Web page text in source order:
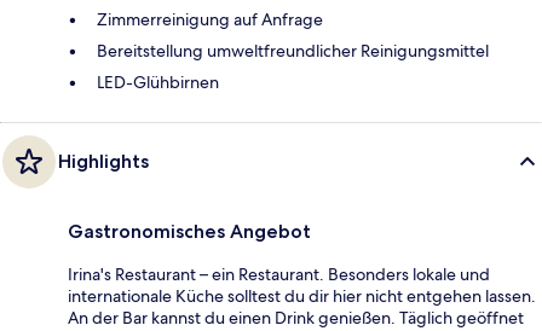
Zimmerreinigung auf Anfrage
Bereitstellung umweltfreundlicher Reinigungsmittel
LED-Glühbirnen
Highlights
Gastronomisches Angebot
Irina's Restaurant – ein Restaurant. Besonders lokale und
internationale Küche solltest du dir hier nicht entgehen lassen.
An der Bar kannst du einen Drink genießen. Täglich geöffnet